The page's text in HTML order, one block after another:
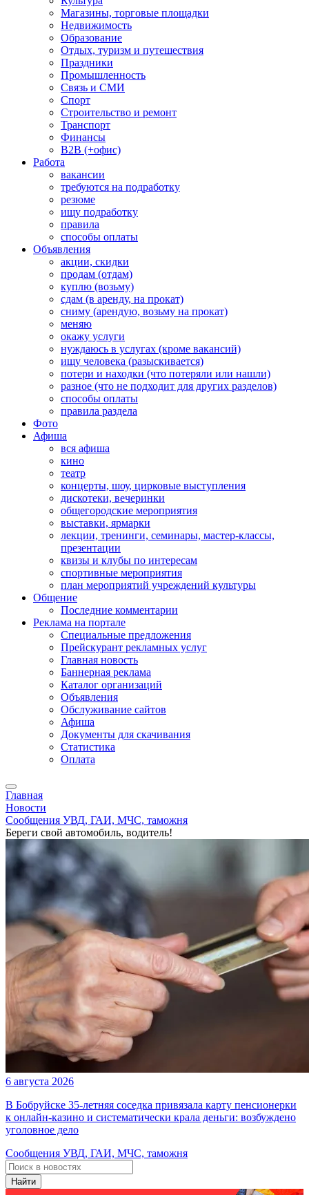
Магазины, торговые площадки
Недвижимость
Образование
Отдых, туризм и путешествия
Праздники
Промышленность
Связь и СМИ
Спорт
Строительство и ремонт
Транспорт
Финансы
B2B (+офис)
Работа
вакансии
требуются на подработку
резюме
ищу подработку
правила
способы оплаты
Объявления
акции, скидки
продам (отдам)
куплю (возьму)
сдам (в аренду, на прокат)
сниму (арендую, возьму на прокат)
меняю
окажу услуги
нуждаюсь в услугах (кроме вакансий)
ищу человека (разыскивается)
потери и находки (что потеряли или нашли)
разное (что не подходит для других разделов)
способы оплаты
правила раздела
Фото
Афиша
вся афиша
кино
театр
концерты, шоу, цирковые выступления
дискотеки, вечеринки
общегородские мероприятия
выставки, ярмарки
лекции, тренинги, семинары, мастер-классы,
презентации
квизы и клубы по интересам
спортивные мероприятия
план мероприятий учреждений культуры
Общение
Последние комментарии
Реклама на портале
Специальные предложения
Прейскурант рекламных услуг
Главная новость
Баннерная реклама
Каталог организаций
Объявления
Обслуживание сайтов
Афиша
Документы для скачивания
Статистика
Оплата
Главная
Новости
Сообщения УВД, ГАИ, МЧС, таможня
Береги свой автомобиль, водитель!
6 августа 2026
В Бобруйске 35-летняя соседка привязала карту пенсионерки
к онлайн-казино и систематически крала деньги: возбуждено
уголовное дело
Сообщения УВД, ГАИ, МЧС, таможня
Найти